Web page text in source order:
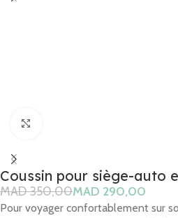
Coussin pour siège-auto
MAD350,00MAD 290,00
Pour voyager confortablement sur